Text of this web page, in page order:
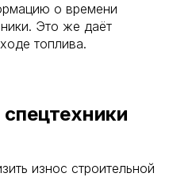
о времени
Это же даёт
топлива.
износ строительной